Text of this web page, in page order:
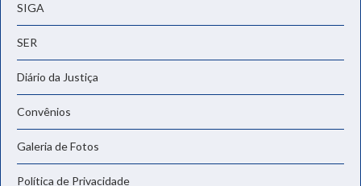
SIGA
SER
Diário da Justiça
Convênios
Galeria de Fotos
Política de Privacidade